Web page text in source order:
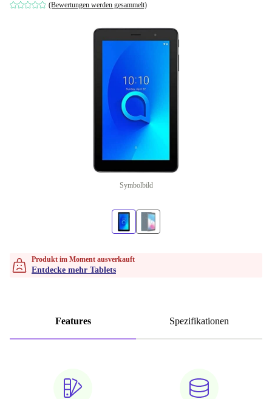
(Bewertungen werden gesammelt)
Symbolbild
Produkt im Moment ausverkauft
Entdecke mehr Tablets
Features Spezifikationen